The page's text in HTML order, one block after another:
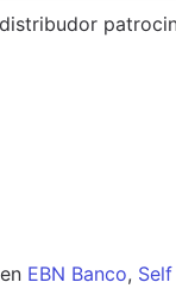
distribudor
en EBN Banco,